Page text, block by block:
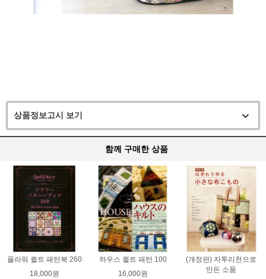
상품정보고시 보기
함께 구매한 상품
플라워 퀼트 패턴북 260
18,000원
하우스 퀼트 패턴 100
16,000원
(개정판) 자투리천으로
만든 소품